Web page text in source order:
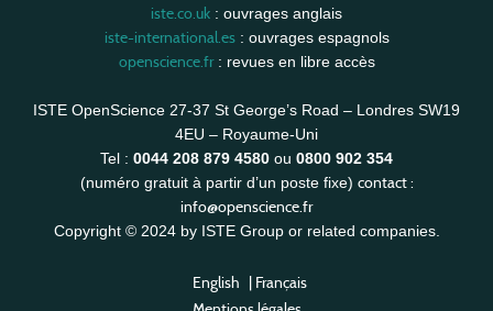
iste.co.uk : ouvrages anglais
iste-international.es: ouvrages espagnols
openscience.fr: revues en libre accès
ISTE OpenScience 27-37 St George’s Road – Londres SW19
4EU – Royaume-Uni
Tel : 0044 208 879 4580 ou 0800 902 354
(numéro gratuit à partir d’un poste fixe) contact :
info@openscience.fr
Copyright © 2024 by ISTE Group or related companies.
English | Français